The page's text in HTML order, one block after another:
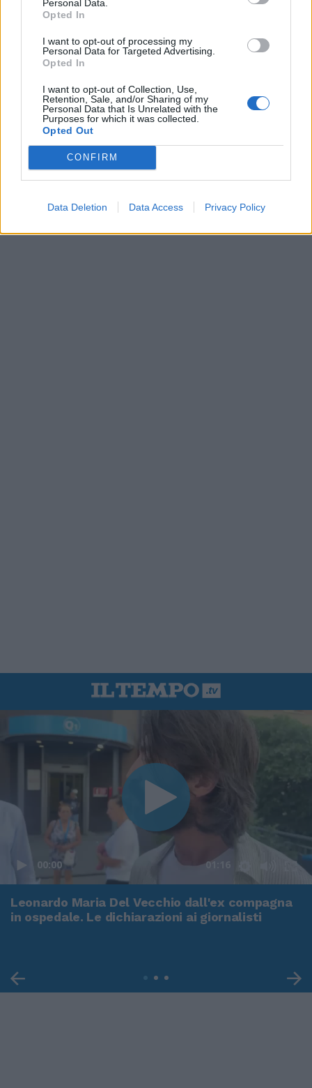
Personal Data.
Opted In
I want to opt-out of processing my
Personal Data for Targeted Advertising.
Opted In
I want to opt-out of Collection, Use,
Retention, Sale, and/or Sharing of my
Personal Data that Is Unrelated with the
Purposes for which it was collected.
Opted Out
CONFIRM
Data Deletion Data Access Privacy Policy
In evidenza
00:00 01:16
Leonardo Maria Del Vecchio dall'ex compagna
in ospedale. Le dichiarazioni ai giornalisti